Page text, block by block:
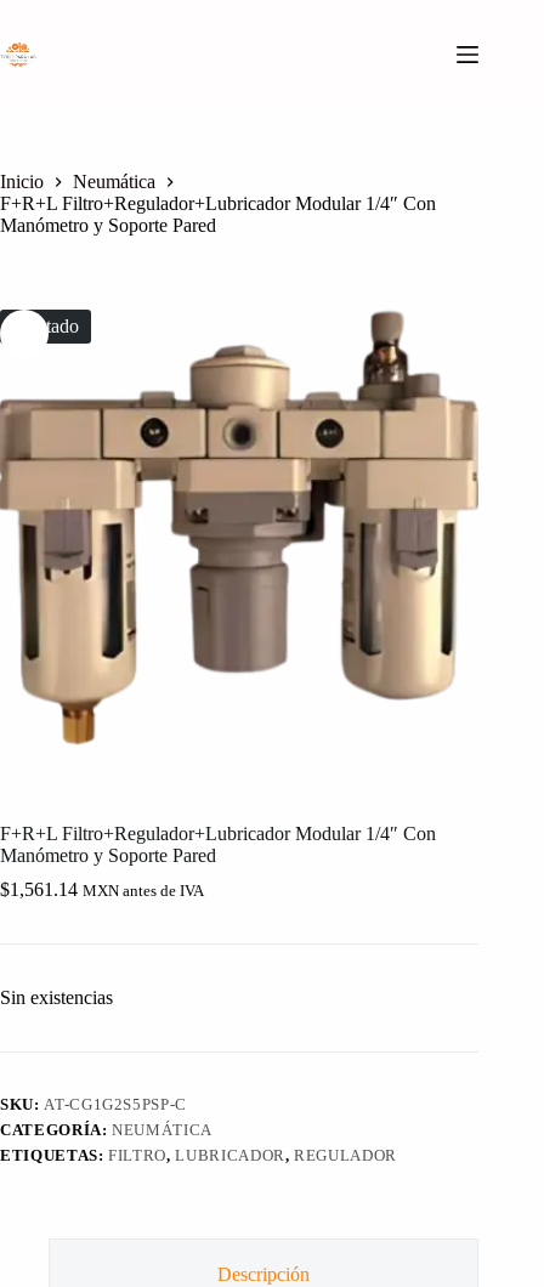
contenido
Inicio
Neumática
F+R+L Filtro+Regulador+Lubricador Modular 1/4″ Con
Manómetro y Soporte Pared
Agotado
F+R+L Filtro+Regulador+Lubricador Modular 1/4″ Con
Manómetro y Soporte Pared
$1,561.14 MXN antes de IVA
Sin existencias
SKU: AT-CG1G2S5PSP-C
CATEGORÍA:NEUMÁTICA
ETIQUETAS:FILTRO,LUBRICADOR,REGULADOR
Descripción